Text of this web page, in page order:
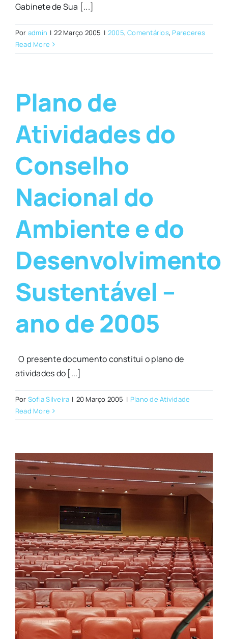
Gabinete de Sua [...]
Por admin | 22 Março 2005 | 2005,Comentários, Pareceres
Read More
Plano de
Atividades do
Conselho
Nacional do
Ambiente e do
Desenvolvimento
Sustentável –
ano de 2005
O presente documento constitui o plano de
atividades do [...]
Por Sofia Silveira | 20 Março 2005 | Plano de Atividade
Read More